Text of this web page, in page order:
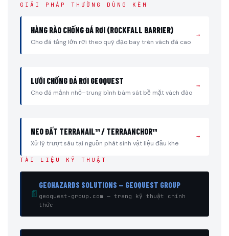
GIẢI PHÁP THƯỜNG DÙNG KÈM
HÀNG RÀO CHỐNG ĐÁ RƠI (ROCKFALL BARRIER)
Cho đá tảng lớn rơi theo quỹ đạo bay trên vách đá cao
→
LƯỚI CHỐNG ĐÁ RƠI GEOQUEST
Cho đá mảnh nhỏ–trung bình bám sát bề mặt vách đào
→
NEO ĐẤT TERRANAIL™ / TERRAANCHOR™
Xử lý trượt sâu tại nguồn phát sinh vật liệu đầu khe
→
TÀI LIỆU KỸ THUẬT
📄
GEOHAZARDS SOLUTIONS — GEOQUEST GROUP
geoquest-group.com — trang kỹ thuật chính
thức